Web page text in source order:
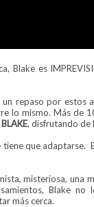
Blake es
repaso por estos
lo mismo. Más de
BLAKE, disfrutando de
que adaptarse.
misteriosa, una
Blake no
más cerca.